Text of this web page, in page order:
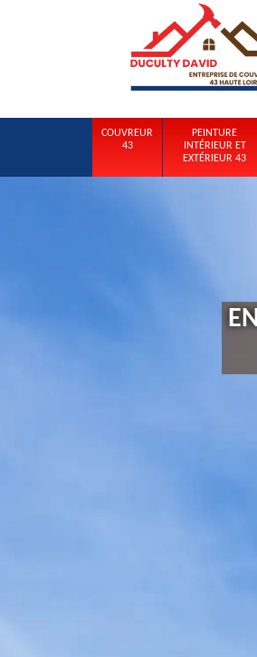
COUVREUR
43
PEINTURE
INTÉRIEUR ET
EXTÉRIEUR 43